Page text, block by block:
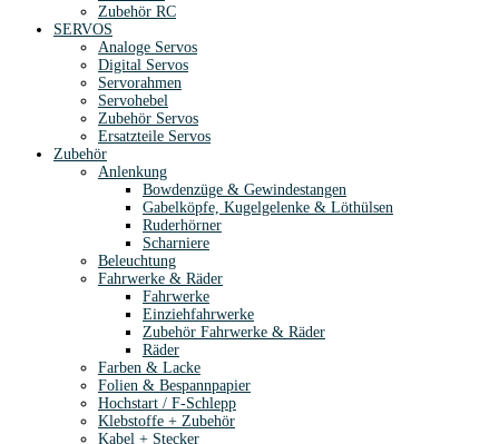
Zubehör RC
SERVOS
Analoge Servos
Digital Servos
Servorahmen
Servohebel
Zubehör Servos
Ersatzteile Servos
Zubehör
Anlenkung
Bowdenzüge & Gewindestangen
Gabelköpfe, Kugelgelenke & Löthülsen
Ruderhörner
Scharniere
Beleuchtung
Fahrwerke & Räder
Fahrwerke
Einziehfahrwerke
Zubehör Fahrwerke & Räder
Räder
Farben & Lacke
Folien & Bespannpapier
Hochstart / F-Schlepp
Klebstoffe + Zubehör
Kabel + Stecker